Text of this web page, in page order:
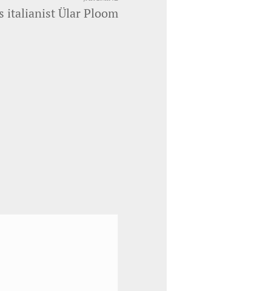
italianist Ülar Ploom